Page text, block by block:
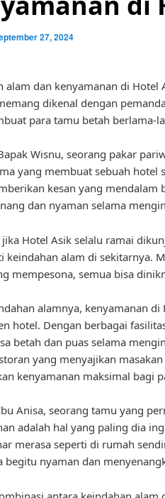
27, 2024
alam dan kenyamanan di
dikenal dengan
para tamu betah berlama-
Wisnu, seorang pakar
yang membuat sebuah hotel
kesan yang mendalam
dan nyaman selama
jika Hotel Asik selalu ramai
keindahan alam di sekitarnya.
mempesona, semua bisa
alamnya, kenyamanan
hotel. Dengan berbagai
betah dan puas selama
yang menyajikan
kenyamanan maksimal bagi
Anisa, seorang tamu yang
adalah hal yang paling dia
merasa seperti di rumah
begitu nyaman dan